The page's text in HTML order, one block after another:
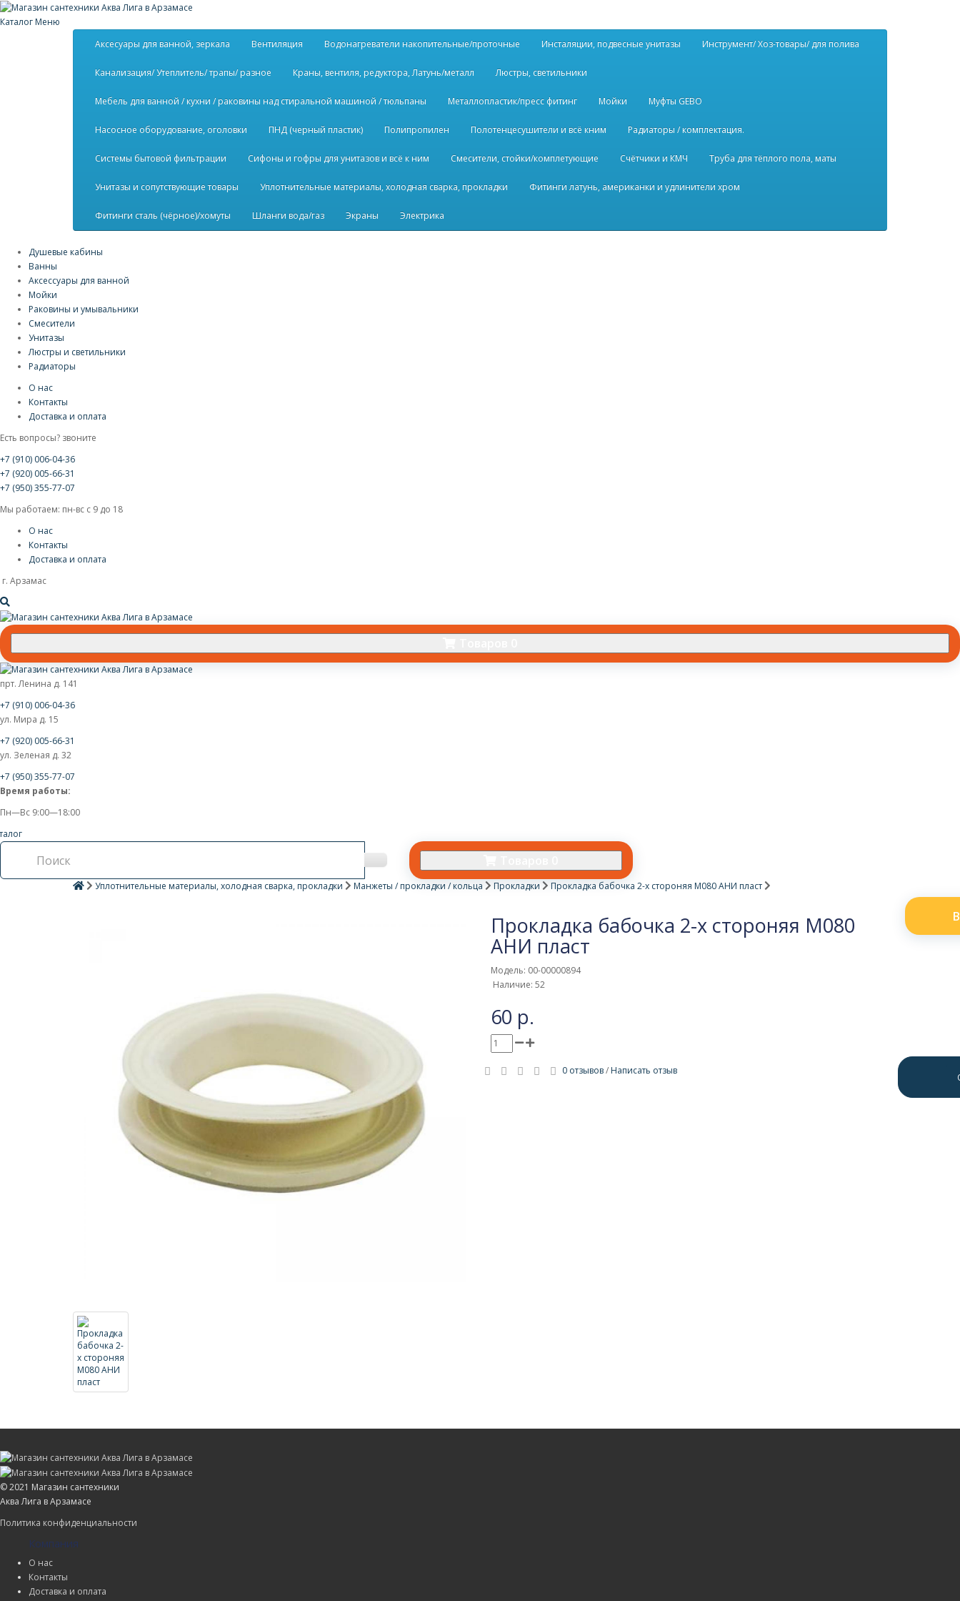
Каталог Меню
Аксесуары для ванной, зеркала
Вентиляция Водонагреватели накопительные/проточные Инсталяции, подвесные унитазы Инструмент/ Хоз-товары/ для полива
Канализация/ Утеплитель/ трапы/ разное Краны, вентиля, редуктора, Латунь/металл Люстры, светильники
Мебель для ванной / кухни / раковины над стиральной машиной / тюльпаны Металлопластик/пресс фитинг Мойки Муфты GEBO
Насосное оборудование, оголовки ПНД (черный пластик) Полипропилен Полотенцесушители и всё кним Радиаторы / комплектация.
Системы бытовой фильтрации Сифоны и гофры для унитазов и всё к ним Смесители, стойки/комплетующие Счётчики и КМЧ Труба для тёплого пола, маты
Унитазы и сопутствующие товары Уплотнительные материалы, холодная сварка, прокладки Фитинги латунь, американки и удлинители хром
Фитинги сталь (чёрное)/хомуты Шланги вода/газ Экраны Электрика
Душевые кабины
Ванны
Аксессуары для ванной
Мойки
Раковины и умывальники
Смесители
Унитазы
Люстры и светильники
Радиаторы
О нас
Контакты
Доставка и оплата
Есть вопросы? звоните
+7 (910) 006-04-36
+7 (920) 005-66-31
+7 (950) 355-77-07
Мы работаем: пн-вс с 9 до 18
О нас
Контакты
Доставка и оплата
г. Арзамас
прт. Ленина д. 141
+7 (910) 006-04-36
ул. Мира д. 15
+7 (920) 005-66-31
ул. Зеленая д. 32
+7 (950) 355-77-07
Время работы:
Пн—Вс 9:00—18:00
Уплотнительные материалы, холодная сварка, прокладки Манжеты / прокладки / кольца Прокладки Прокладка бабочка 2-х стороняя М080 АНИ пласт
Прокладка бабочка 2-х стороняя М080
АНИ пласт
Модель: 00-00000894
Наличие: 52
60 р.
0 отзывов/ Написать отзыв
© 2021 Магазин сантехники
Аква Лига в Арзамасе
Политика конфиденциальности
Компания
О нас
Контакты
Доставка и оплата